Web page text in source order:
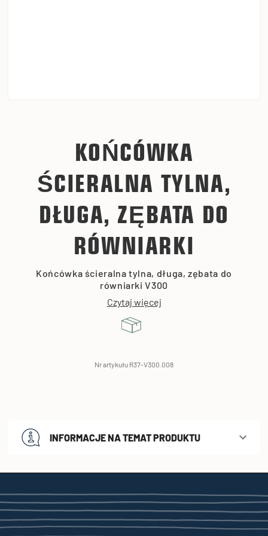
KOŃCÓWKA
ŚCIERALNA TYLNA,
DŁUGA, ZĘBATA DO
RÓWNIARKI
Końcówka ścieralna tylna, długa, zębata do
równiarki V300
Czytaj więcej
Nr artykułu R37-V300.008
INFORMACJE NA TEMAT PRODUKTU